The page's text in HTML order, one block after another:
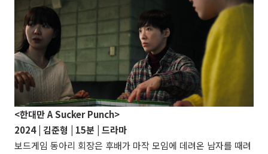
<한대만 A Sucker Punch>
2024 | 김준형
| 15분 | 드라마
보드게임 동아리 회장은 후배가 마작 모임에 데려온 남자를 때려